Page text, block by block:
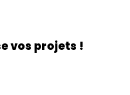
vos projets !